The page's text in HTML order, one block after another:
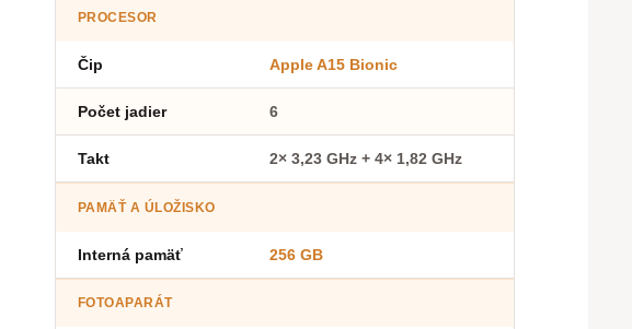
PROCESOR
Čip Apple A15 Bionic
Počet jadier 6
Takt 2× 3,23 GHz + 4× 1,82 GHz
PAMÄŤ A ÚLOŽISKO
Interná pamäť 256 GB
FOTOAPARÁT